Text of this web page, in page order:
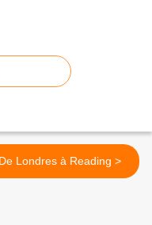
De Londres à Reading >